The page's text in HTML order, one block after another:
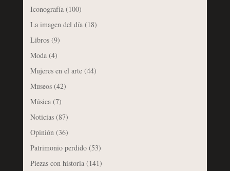
Iconografía(100)
La imagen del día(18)
Libros(9)
Moda(4)
Mujeres en el arte(44)
Museos(42)
Música(7)
Noticias(87)
Opinión(36)
Patrimonio perdido(53)
Piezas con historia(141)